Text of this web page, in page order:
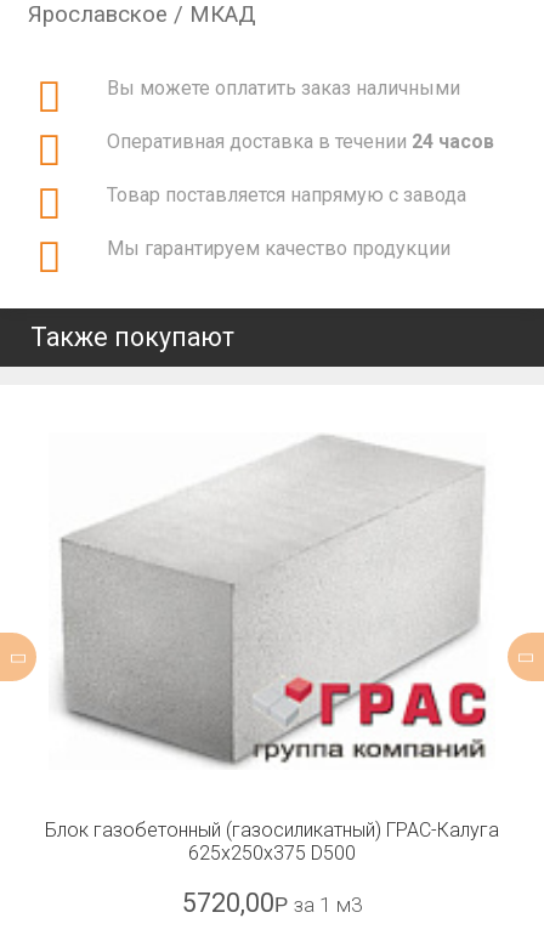
Ярославское / МКАД
Вы можете оплатить заказ наличными
Оперативная доставка в течении 24 часов
Товар поставляется напрямую с завода
Мы гарантируем качество продукции
Также покупают
Блок газобетонный (газосиликатный) ГРАС-Калуга
625x250x375 D500
5720,00Р за 1 м3